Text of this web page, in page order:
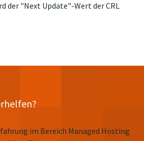
der "Next Update"-Wert der CRL
im Bereich Managed Hosting